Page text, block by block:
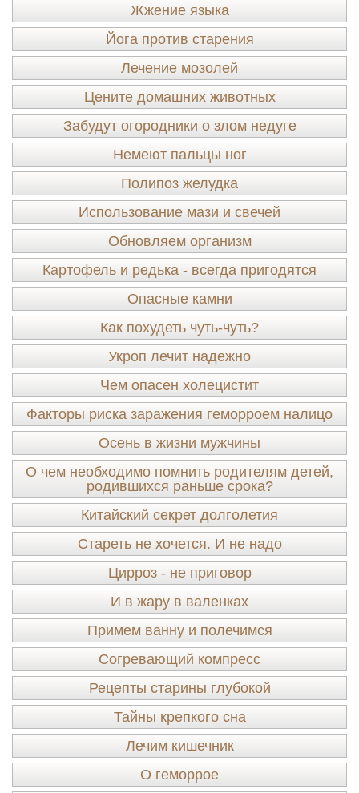
Жжение языка
Йога против старения
Лечение мозолей
Цените домашних животных
Забудут огородники о злом недуге
Немеют пальцы ног
Полипоз желудка
Использование мази и свечей
Обновляем организм
Картофель и редька - всегда пригодятся
Опасные камни
Как похудеть чуть-чуть?
Укроп лечит надежно
Чем опасен холецистит
Факторы риска заражения геморроем налицо
Осень в жизни мужчины
О чем необходимо помнить родителям детей,
родившихся раньше срока?
Китайский секрет долголетия
Стареть не хочется. И не надо
Цирроз - не приговор
И в жару в валенках
Примем ванну и полечимся
Согревающий компресс
Рецепты старины глубокой
Тайны крепкого сна
Лечим кишечник
О геморрое